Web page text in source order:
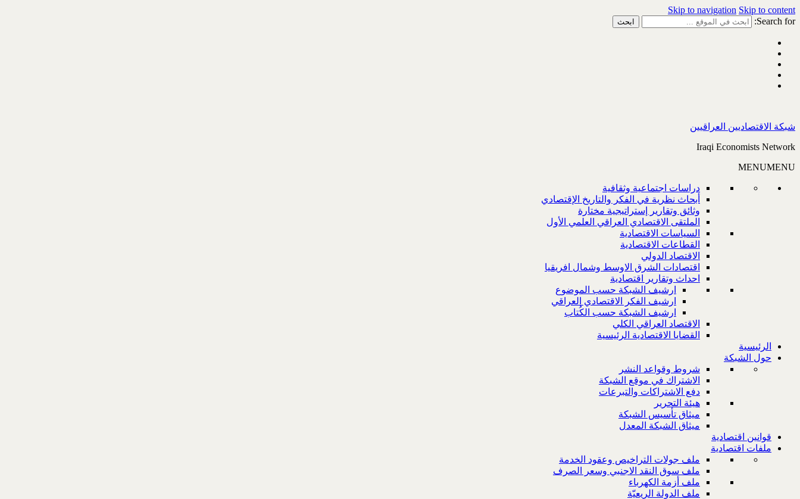
Skip to navigation Skip to content
Search for:
شبكة الاقتصاديين العراقيين
Iraqi Economists Network
MENUMENU
دراسات اجتماعية وثقافية
أبحاث نظرية في الفكر والتاريخ الإقتصادي
وثائق وتقارير إستراتيجية مختارة
الملتقى الاقتصادي العراقي العلمي الأول
السياسات الاقتصادية
القطاعات الاقتصادية
الاقتصاد الدولي
اقتصادات الشرق الاوسط وشمال افريقيا
احداث وتقارير اقتصادية
ارشيف الشبكة حسب الموضوع
ارشيف الفكر الاقتصادي العراقي
ارشيف الشبكة حسب الكُتاب
الاقتصاد العراقي الكلي
القضايا الاقتصادية الرئيسية
الرئيسية
حول الشبكة
شروط وقواعد النشر
الاشتراك في موقع الشبكة
دفع الاشتراكات والتبرعات
هيئة التحرير
ميثاق تأسيس الشبكة
ميثاق الشبكة المعدل
قوانين اقتصادية
ملفات اقتصادية
ملف جولات التراخيص وعقود الخدمة
ملف سوق النقد الاجنبي وسعر الصرف
ملف أزمة الكهرباء
ملف الدولة الريعيّة